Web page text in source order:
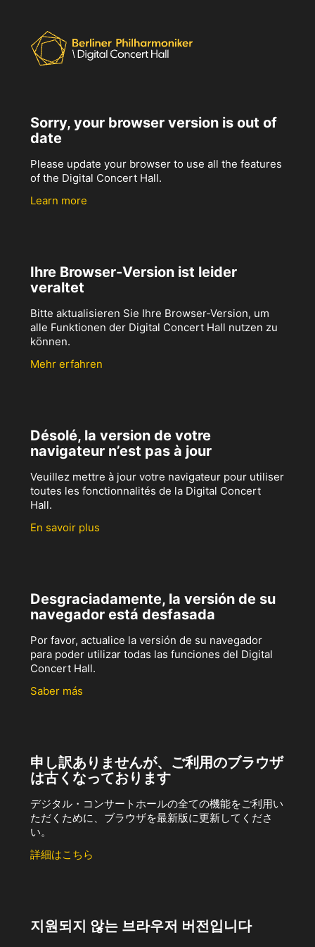
Sorry, your browser version is out of
date
Please update your browser to use all the features
of the Digital Concert Hall.
Learn more
Ihre Browser-Version ist leider
veraltet
Bitte aktualisieren Sie Ihre Browser-Version, um
alle Funktionen der Digital Concert Hall nutzen zu
können.
Mehr erfahren
Désolé, la version de votre
navigateur n’est pas à jour
Veuillez mettre à jour votre navigateur pour utiliser
toutes les fonctionnalités de la Digital Concert
Hall.
En savoir plus
Desgraciadamente, la versión de su
navegador está desfasada
Por favor, actualice la versión de su navegador
para poder utilizar todas las funciones del Digital
Concert Hall.
Saber más
申し訳ありませんが、ご利用のブラウザ
は古くなっております
デジタル・コンサートホールの全ての機能をご利用い
ただくために、ブラウザを最新版に更新してくださ
い。
詳細はこちら
지원되지 않는 브라우저 버전입니다